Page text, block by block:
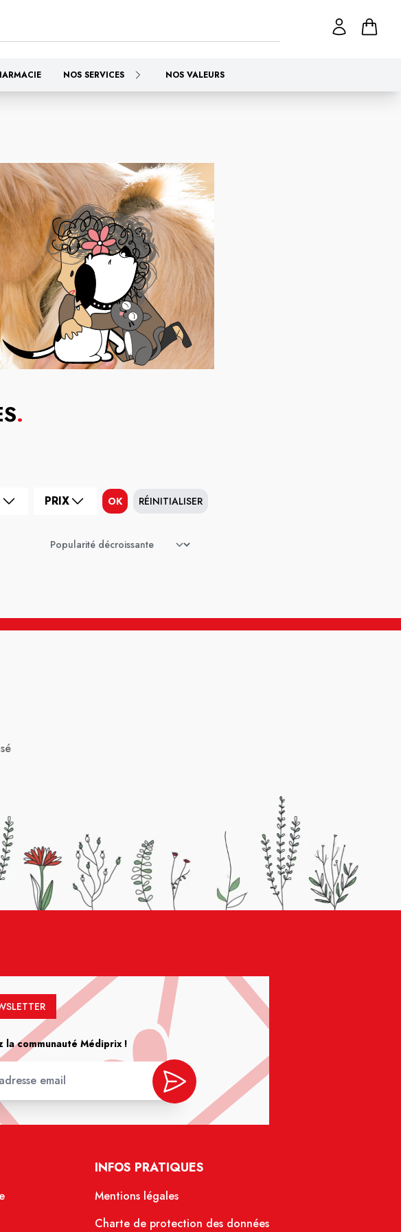
NOS SERVICES NOS VALEURS
.
PRIX OK RÉINITIALISER
la communauté Médiprix !
INFOS PRATIQUES
Mentions légales
Charte de protection des données